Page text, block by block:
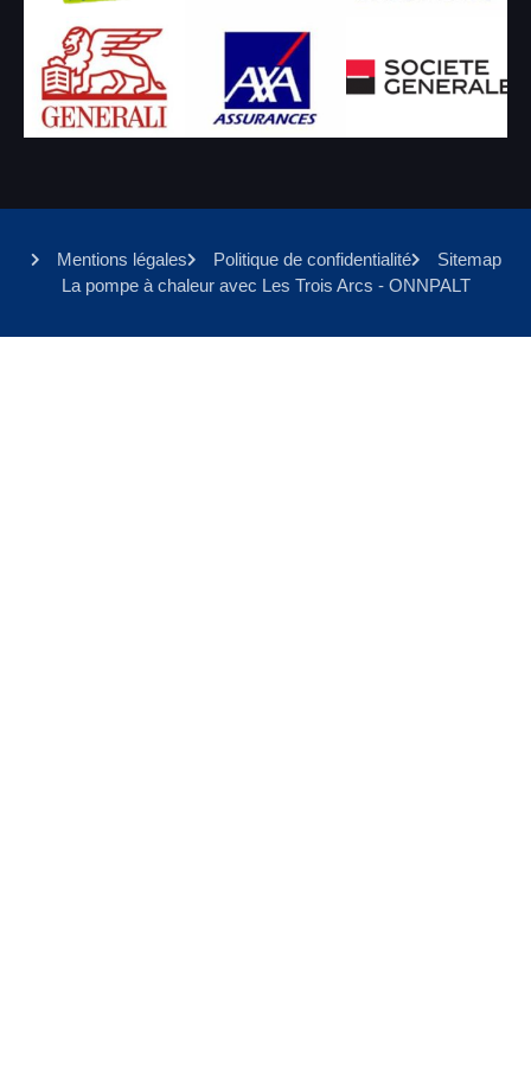
Mentions légales Politique de confidentialité
Sitemap
La pompe à chaleur avec Les Trois Arcs - ONNPALT